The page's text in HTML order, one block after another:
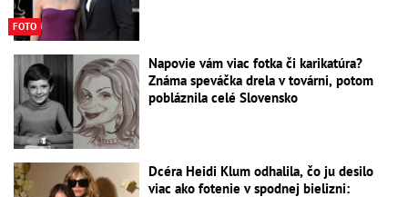
FOTO
Napovie vám viac fotka či karikatúra?
Známa speváčka drela v továrni, potom
pobláznila celé Slovensko
Dcéra Heidi Klum odhalila, čo ju desilo
viac ako fotenie v spodnej bielizni: